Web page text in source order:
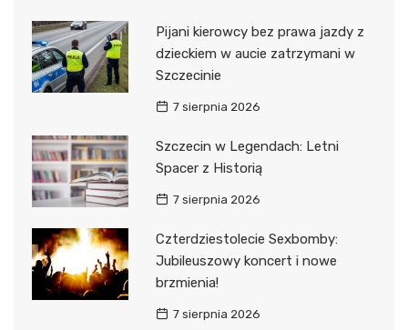
Pijani kierowcy bez prawa jazdy z
dzieckiem w aucie zatrzymani w
Szczecinie
7 sierpnia 2026
Szczecin w Legendach: Letni
Spacer z Historią
7 sierpnia 2026
Czterdziestolecie Sexbomby:
Jubileuszowy koncert i nowe
brzmienia!
7 sierpnia 2026